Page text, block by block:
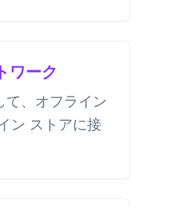
ワーク
て、オフライン
ン ストアに接